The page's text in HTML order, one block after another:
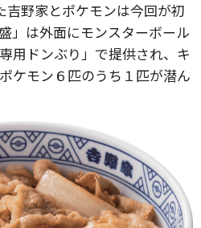
吉野家とポケモンは今回が初
」は外面にモンスターボール
用ドンぶり」で提供され、キ
ケモン６匹のうち１匹が潜ん